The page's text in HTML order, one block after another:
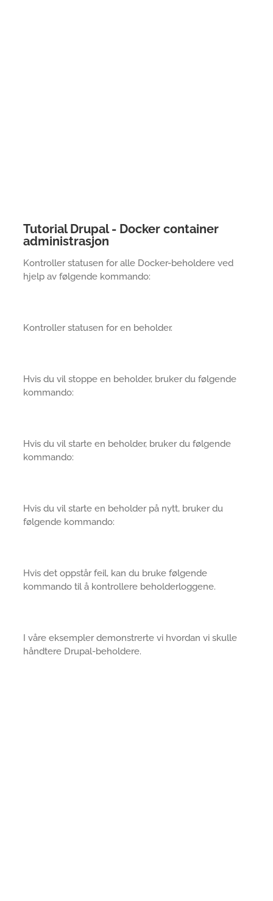
Tutorial Drupal - Docker container
administrasjon
Kontroller statusen for alle Docker-beholdere ved
hjelp av følgende kommando:
Kontroller statusen for en beholder.
Hvis du vil stoppe en beholder, bruker du følgende
kommando:
Hvis du vil starte en beholder, bruker du følgende
kommando:
Hvis du vil starte en beholder på nytt, bruker du
følgende kommando:
Hvis det oppstår feil, kan du bruke følgende
kommando til å kontrollere beholderloggene.
I våre eksempler demonstrerte vi hvordan vi skulle
håndtere Drupal-beholdere.